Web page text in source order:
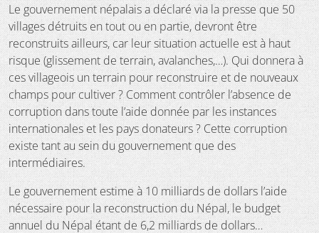
Le gouvernement népalais a déclaré via la presse que 50
villages détruits en tout ou en partie, devront être
reconstruits ailleurs, car leur situation actuelle est à haut
risque (glissement de terrain, avalanches,…). Qui donnera à
ces villageois un terrain pour reconstruire et de nouveaux
champs pour cultiver ? Comment contrôler l’absence de
corruption dans toute l’aide donnée par les instances
internationales et les pays donateurs ? Cette corruption
existe tant au sein du gouvernement que des
intermédiaires.
Le gouvernement estime à 10 milliards de dollars l’aide
nécessaire pour la reconstruction du Népal, le budget
annuel du Népal étant de 6,2 milliards de dollars…